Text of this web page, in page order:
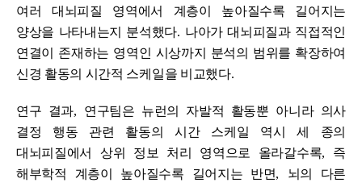
여러 대뇌피질 영역에서 계층이 높아질수록 길어지는
양상을 나타내는지 분석했다. 나아가 대뇌피질과 직접적인
연결이 존재하는 영역인 시상까지 분석의 범위를 확장하여
신경 활동의 시간적 스케일을 비교했다.
연구 결과, 연구팀은 뉴런의 자발적 활동뿐 아니라 의사
결정 행동 관련 활동의 시간 스케일 역시 세 종의
대뇌피질에서 상위 정보 처리 영역으로 올라갈수록, 즉
해부학적 계층이 높아질수록 길어지는 반면, 뇌의 다른